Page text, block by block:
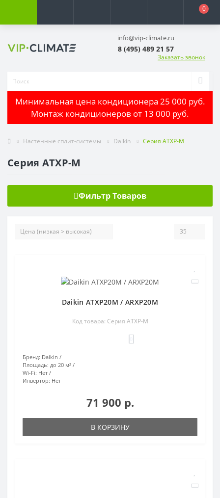
0
info@vip-climate.ru
8 (495) 489 21 57
Заказать звонок
Минимальная цена кондиционера 25 000 руб.
Монтаж кондиционеров от 13 000 руб.
Настенные сплит-системы Daikin Серия ATXP-M
Серия ATXP-M
Фильтр Товаров
Daikin ATXP20M / ARXP20M
Код товара: Серия ATXP-M
Бренд: Daikin
Площадь: до 20 м²
Wi-Fi: Нет
Инвертор: Нет
71 900 р.
В КОРЗИНУ